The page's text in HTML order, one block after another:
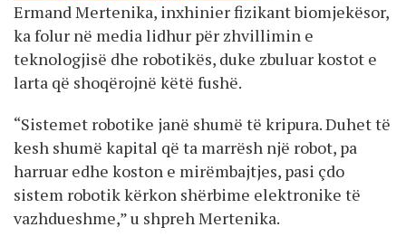
Ermand Mertenika, inxhinier fizikant biomjekësor,
ka folur në media lidhur për zhvillimin e
teknologjisë dhe robotikës, duke zbuluar kostot e
larta që shoqërojnë këtë fushë.
“Sistemet robotike janë shumë të kripura. Duhet të
kesh shumë kapital që ta marrësh një robot, pa
harruar edhe koston e mirëmbajtjes, pasi çdo
sistem robotik kërkon shërbime elektronike të
vazhdueshme,” u shpreh Mertenika.